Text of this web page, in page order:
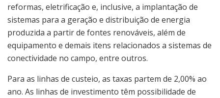
reformas, eletrificação e, inclusive, a implantação de
sistemas para a geração e distribuição de energia
produzida a partir de fontes renováveis, além de
equipamento e demais itens relacionados a sistemas de
conectividade no campo, entre outros.
Para as linhas de custeio, as taxas partem de 2,00% ao
ano. As linhas de investimento têm possibilidade de